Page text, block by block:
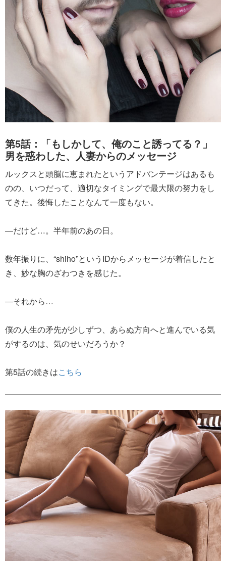
第5話：「もしかして、俺のこと誘ってる？」
男を惑わした、人妻からのメッセージ
ルックスと頭脳に恵まれたというアドバンテージはあるも
のの、いつだって、適切なタイミングで最大限の努力をし
てきた。後悔したことなんて一度もない。
―だけど…。半年前のあの日。
数年振りに、“shiho”というIDからメッセージが着信したと
き、妙な胸のざわつきを感じた。
―それから…
僕の人生の矛先が少しずつ、あらぬ方向へと進んでいる気
がするのは、気のせいだろうか？
第5話の続きはこちら